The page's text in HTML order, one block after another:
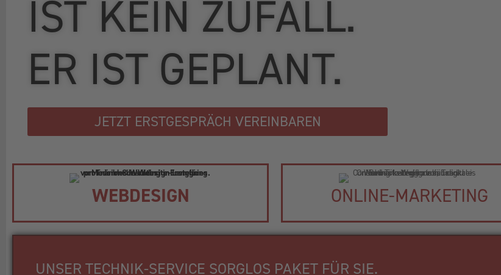
IST KEIN ZUFALL.
ER IST GEPLANT.
JETZT ERSTGESPRÄCH VEREINBAREN
WEBDESIGN ONLINE-MARKETING
UNSER TECHNIK-SERVICE SORGLOS PAKET FÜR SIE.